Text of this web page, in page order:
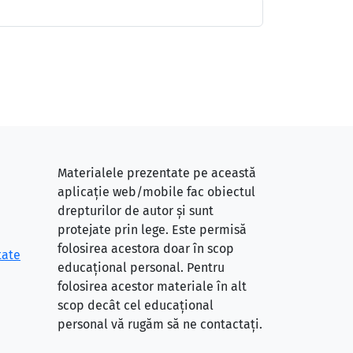
Materialele prezentate pe această
aplicație web/mobile fac obiectul
drepturilor de autor și sunt
protejate prin lege. Este permisă
folosirea acestora doar în scop
educațional personal. Pentru
folosirea acestor materiale în alt
scop decât cel educațional
personal vă rugăm să ne contactați.